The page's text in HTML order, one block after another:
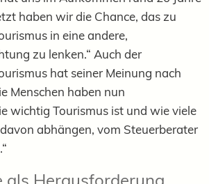
haben wir die Chance, das zu
in eine andere,
zu lenken.“ Auch der
hat seiner Meinung nach
Menschen haben nun
wichtig Tourismus ist und wie viele
abhängen, vom Steuerberater
als Herausforderung